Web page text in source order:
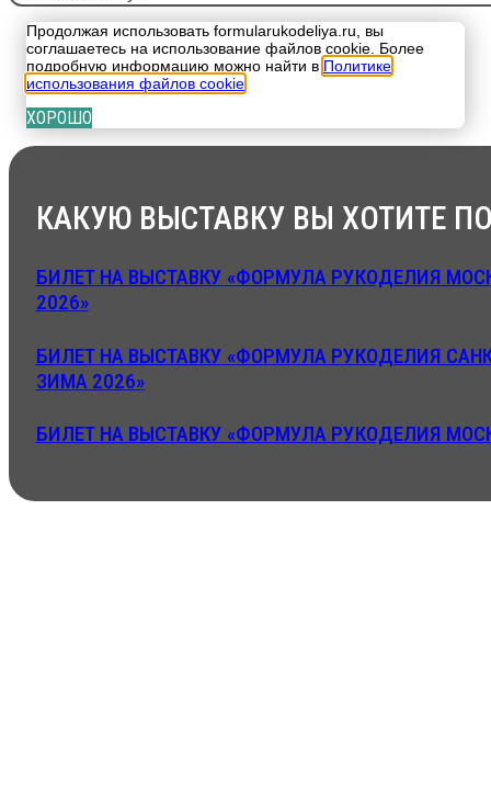
Продолжая использовать formularukodeliya.ru, вы
соглашаетесь на использование файлов cookie. Более
подробную информацию можно найти в Политике
использования файлов cookie
ХОРОШО
КАКУЮ ВЫСТАВКУ ВЫ ХОТИТЕ
БИЛЕТ НА ВЫСТАВКУ «ФОРМУЛА РУКОДЕЛИЯ
2026»
БИЛЕТ НА ВЫСТАВКУ «ФОРМУЛА РУКОДЕЛИЯ
ЗИМА 2026»
БИЛЕТ НА ВЫСТАВКУ «ФОРМУЛА РУКОДЕЛИЯ